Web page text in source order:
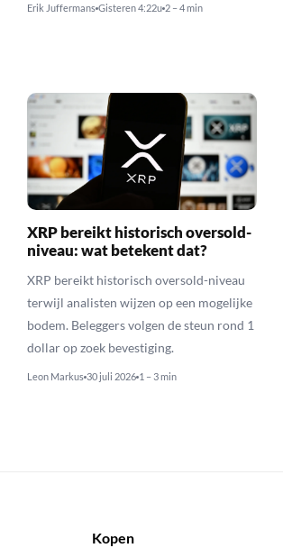
Erik Juffermans Gisteren 4:22u 2 – 4 min
XRP bereikt historisch oversold-
niveau: wat betekent dat?
XRP bereikt historisch oversold-niveau
terwijl analisten wijzen op een mogelijke
bodem. Beleggers volgen de steun rond 1
dollar op zoek bevestiging.
Leon Markus 30 juli 2026 1 – 3 min
Kopen